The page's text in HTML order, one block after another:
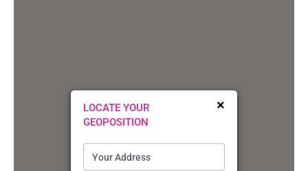
LOCATE YOUR
GEOPOSITION
×